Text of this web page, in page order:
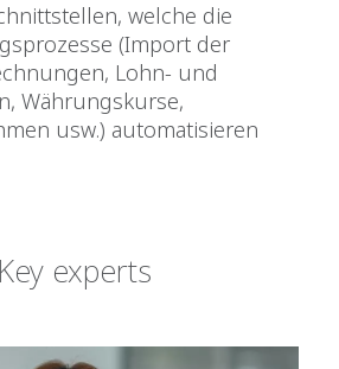
welche die
(Import der
Lohn- und
Währungskurse,
usw.) automatisieren
Key experts